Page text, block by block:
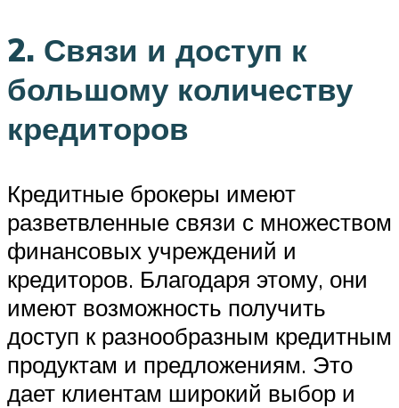
2. Связи и доступ к
большому количеству
кредиторов
Кредитные брокеры имеют
разветвленные связи с множеством
финансовых учреждений и
кредиторов. Благодаря этому, они
имеют возможность получить
доступ к разнообразным кредитным
продуктам и предложениям. Это
дает клиентам широкий выбор и